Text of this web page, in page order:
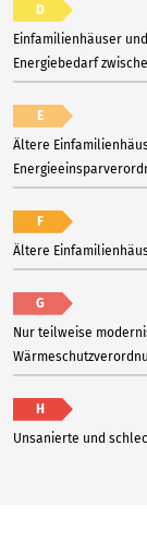
D
Einfamilienhäuser
Energiebedarf
E
Ältere
F
Ältere
G
Nur teilweise
H
Unsanierte und